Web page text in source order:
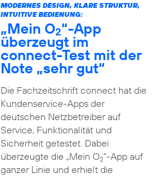
MODERNES DESIGN, KLARE STRUKTUR,
INTUITIVE BEDIENUNG:
„Mein O2“-App
überzeugt im
connect-Test mit der
Note „sehr gut“
Die Fachzeitschrift connect hat die
Kundenservice-Apps der
deutschen Netzbetreiber auf
Service, Funktionalität und
Sicherheit getestet. Dabei
überzeugte die „Mein O2“-App auf
ganzer Linie und erhielt die